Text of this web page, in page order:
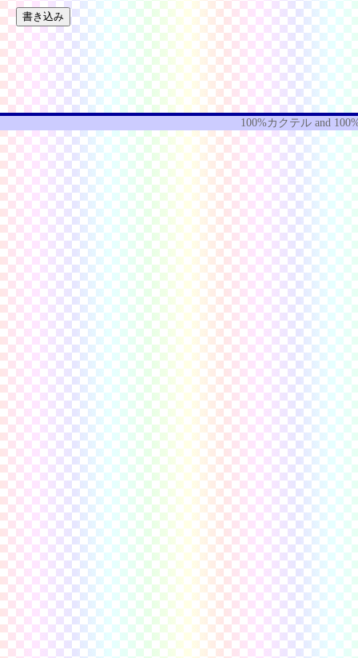
100%カクテルand